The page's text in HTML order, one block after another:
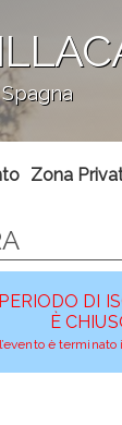
Zona
DI
È
è